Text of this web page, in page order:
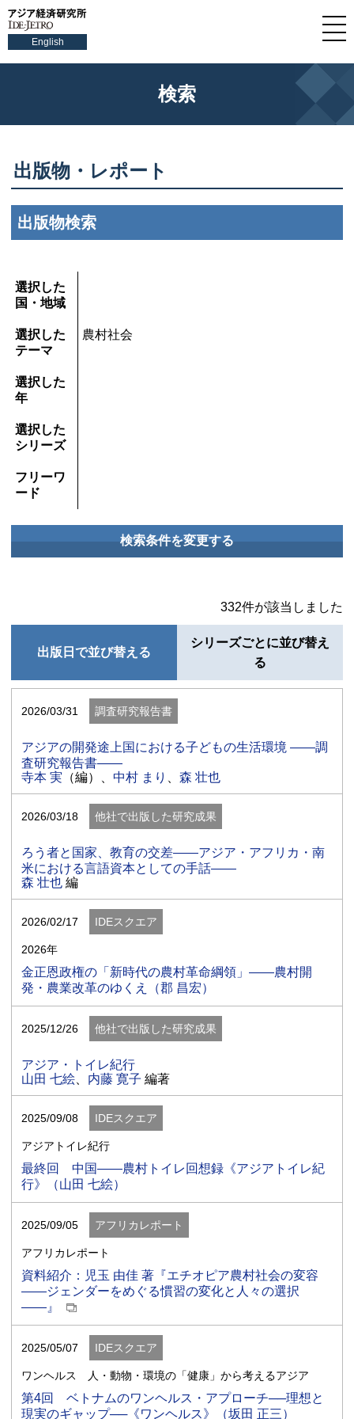
English
検索
出版物・レポート
出版物検索
選択した
国・地域
選択した
テーマ
農村社会
選択した
年
選択した
シリーズ
フリーワ
ード
332件が該当しました
出版日で並び替える
シリーズごとに並び替え
る
2026/03/31 調査研究報告書
アジアの開発途上国における子どもの生活環境 ――調
査研究報告書――
寺本 実 （編）、 中村 まり 森 壮也
2026/03/18 他社で出版した研究成果
ろう者と国家、教育の交差――アジア・アフリカ・南
米における言語資本としての手話――
森 壮也 編
2026/02/17 IDEスクエア
2026年
金正恩政権の「新時代の農村革命綱領」――農村開
発・農業改革のゆくえ（郡 昌宏）
2025/12/26 他社で出版した研究成果
アジア・トイレ紀行
山田 七絵
内藤 寛子 編著
2025/09/08 IDEスクエア
アジアトイレ紀行
最終回 中国――農村トイレ回想録《アジアトイレ紀
行》（山田 七絵）
2025/09/05 アフリカレポート
アフリカレポート
資料紹介：児玉 由佳 著『エチオピア農村社会の変容
――ジェンダーをめぐる慣習の変化と人々の選択
――』
2025/05/07 IDEスクエア
ワンヘルス 人・動物・環境の「健康」から考えるアジア
第4回 ベトナムのワンヘルス・アプローチ──理想と
現実のギャップ──《ワンヘルス》（坂田 正三）